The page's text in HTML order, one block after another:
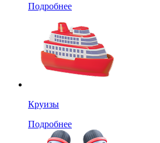
Подробнее
Круизы
Подробнее